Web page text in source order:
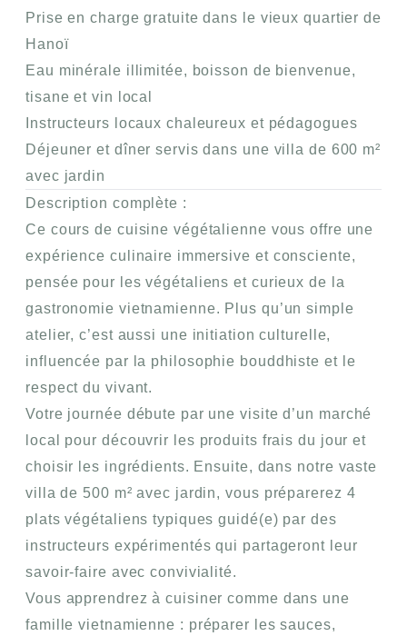
Prise en charge gratuite dans le vieux quartier de
Hanoï
Eau minérale illimitée, boisson de bienvenue,
tisane et vin local
Instructeurs locaux chaleureux et pédagogues
Déjeuner et dîner servis dans une villa de 600 m²
avec jardin
Description complète :
Ce cours de cuisine végétalienne vous offre une
expérience culinaire immersive et consciente,
pensée pour les végétaliens et curieux de la
gastronomie vietnamienne. Plus qu’un simple
atelier, c’est aussi une initiation culturelle,
influencée par la philosophie bouddhiste et le
respect du vivant.
Votre journée débute par unevisite d’un marché
local
pour découvrir les produits frais du jour et
choisir les ingrédients. Ensuite, dans notre vaste
villa de 500 m² avec jardin, vous préparerez 4
plats végétaliens typiques guidé(e) par des
instructeurs expérimentés qui partageront leur
savoir-faire avec convivialité.
Vous apprendrez à cuisiner comme dans une
famille vietnamienne : préparer les sauces,